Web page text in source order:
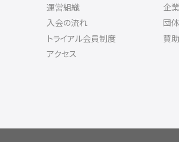
運営組織
入会の流れ
トライアル会員制度
アクセス
企
団
賛